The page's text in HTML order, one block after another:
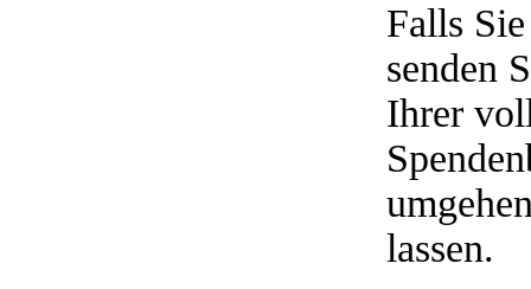
Falls
senden
Ihrer
lassen.